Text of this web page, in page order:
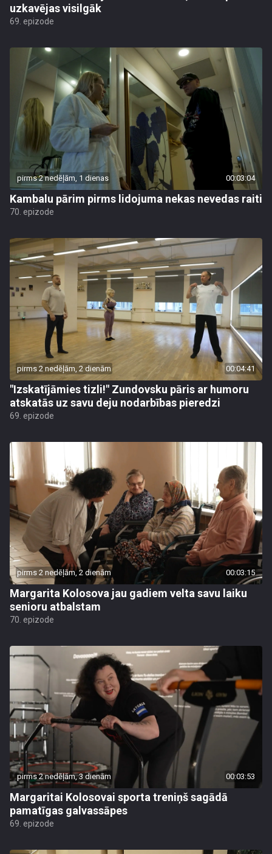
uzkavējas visilgāk
69. epizode
pirms 2 nedēļām, 1 dienas 00:03:04
Kambalu pārim pirms lidojuma nekas nevedas raiti
70. epizode
pirms 2 nedēļām, 2 dienām 00:04:41
"Izskatījāmies tizli!" Zundovsku pāris ar humoru
atskatās uz savu deju nodarbības pieredzi
69. epizode
pirms 2 nedēļām, 2 dienām 00:03:15
Margarita Kolosova jau gadiem velta savu laiku
senioru atbalstam
70. epizode
pirms 2 nedēļām, 3 dienām 00:03:53
Margaritai Kolosovai sporta treniņš sagādā
pamatīgas galvassāpes
69. epizode